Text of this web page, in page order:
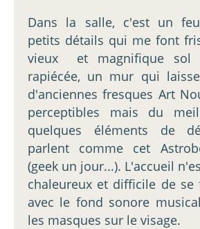
Dans la salle, c'est un
petits détails qui me font
vieux et magnifique sol
rapiécée, un mur qui
d'anciennes fresques Art
perceptibles mais du
quelques éléments de
parlent comme cet
(geek un jour...). L'accueil
chaleureux et difficile de se
avec le fond sonore
les masques sur le visage.